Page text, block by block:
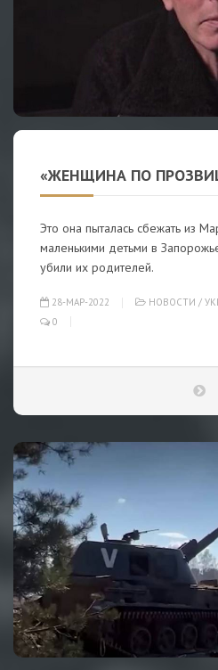
«ЖЕНЩИНА ПО
Это она пыталась сбежать из
маленькими детьми в
убили их родителей.
28-МАР-2022 НОВОСТИ /
0